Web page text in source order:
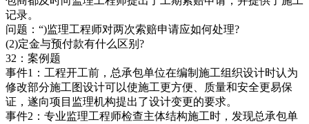
记录。
问题：“)监理工程师对两次索赔申请应如何处理?
(2)定金与预付款有什么区别?
32：案例题
事件1：工程开工前，总承包单位在编制施工组织设计时认为
修改部分施工图设计可以使施工更方便、质量和安全更易保
证，遂向项目监理机构提出了设计变更的要求。
事件2：专业监理工程师检查主体结构施工时，发现总承包单